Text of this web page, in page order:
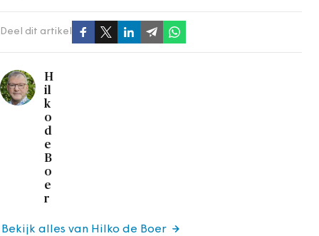
Deel dit artikel
H
il
k
o
d
e
B
o
e
r
Bekijk alles van Hilko de Boer